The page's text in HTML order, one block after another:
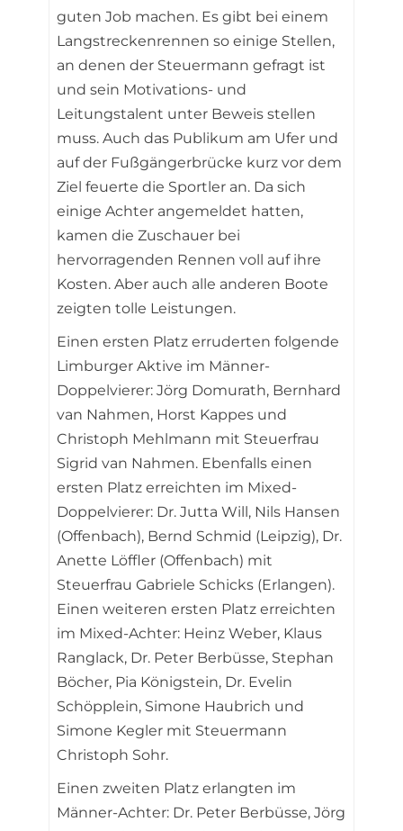
guten Job machen. Es gibt bei einem
Langstreckenrennen so einige Stellen,
an denen der Steuermann gefragt ist
und sein Motivations- und
Leitungstalent unter Beweis stellen
muss. Auch das Publikum am Ufer und
auf der Fußgängerbrücke kurz vor dem
Ziel feuerte die Sportler an. Da sich
einige Achter angemeldet hatten,
kamen die Zuschauer bei
hervorragenden Rennen voll auf ihre
Kosten. Aber auch alle anderen Boote
zeigten tolle Leistungen.
Einen ersten Platz erruderten folgende
Limburger Aktive im Männer-
Doppelvierer: Jörg Domurath, Bernhard
van Nahmen, Horst Kappes und
Christoph Mehlmann mit Steuerfrau
Sigrid van Nahmen. Ebenfalls einen
ersten Platz erreichten im Mixed-
Doppelvierer: Dr. Jutta Will, Nils Hansen
(Offenbach), Bernd Schmid (Leipzig), Dr.
Anette Löffler (Offenbach) mit
Steuerfrau Gabriele Schicks (Erlangen).
Einen weiteren ersten Platz erreichten
im Mixed-Achter: Heinz Weber, Klaus
Ranglack, Dr. Peter Berbüsse, Stephan
Böcher, Pia Königstein, Dr. Evelin
Schöpplein, Simone Haubrich und
Simone Kegler mit Steuermann
Christoph Sohr.
Einen zweiten Platz erlangten im
Männer-Achter: Dr. Peter Berbüsse, Jörg